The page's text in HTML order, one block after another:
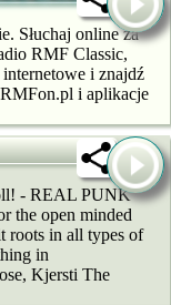
Słuchaj online za
RMF Classic,
i znajdź
RMFon.pl i aplikacje
- REAL PUNK
the open minded
roots in all types of
in
Kjersti The